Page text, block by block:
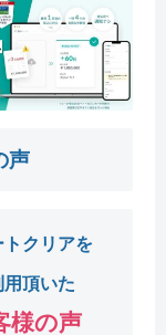
声
トクリアを
用頂いた
様の声